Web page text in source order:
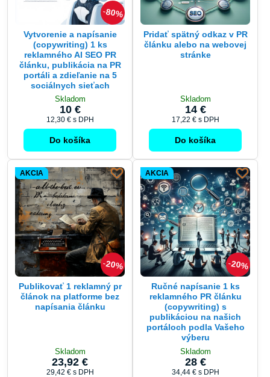
80%
Vytvorenie a napísanie
(copywriting) 1 ks
reklamného AI SEO PR
článku, publikácia na PR
portáli a zdieľanie na 5
sociálnych sieťach
Skladom
10 €
12,30 € s DPH
Do košíka
Pridať spätný odkaz v PR
článku alebo na webovej
stránke
Skladom
14 €
17,22 € s DPH
Do košíka
20%
AKCIA
Publikovať 1 reklamný pr
článok na platforme bez
napísania článku
Skladom
23,92 €
29,42 € s DPH
20%
AKCIA
Ručné napísanie 1 ks
reklamného PR článku
(copywriting) s
publikáciou na našich
portáloch podla Vašeho
výberu
Skladom
28 €
34,44 € s DPH